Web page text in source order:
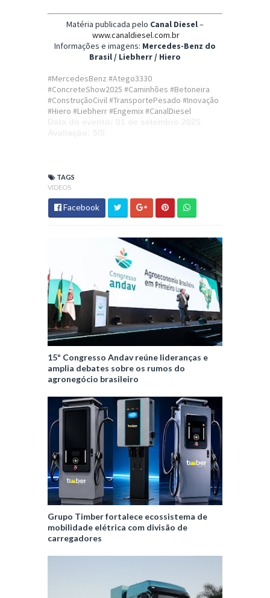
Matéria publicada pelo Canal Diesel–
www.canaldiesel.com.br
Informações e imagens: Mercedes-Benz do
Brasil / Liebherr / Hiero
#MercedesBenz #Atego3330
#ConcreteShow2025 #Caminhões #Betoneira
#ConstruçãoCivil #TransportePesado #Inovação
#Hiero #Liebherr #Engemix #CanalDiesel
TAGS
VIDEOS
Facebook
15º Congresso Andav reúne lideranças e
amplia debates sobre os rumos do
agronegócio brasileiro
Grupo Timber fortalece ecossistema de
mobilidade elétrica com divisão de
carregadores